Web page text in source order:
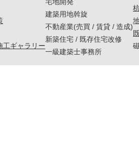
工ギャラリー
建築用地斡旋
不動産業(売買 / 賃貸 / 造成)
新築住宅 / 既存住宅改修
一級建築士事務所